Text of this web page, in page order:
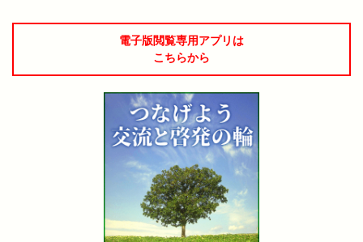
電子版閲覧専用アプリは
こちらから